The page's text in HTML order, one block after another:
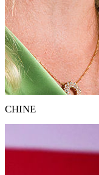
CHINE